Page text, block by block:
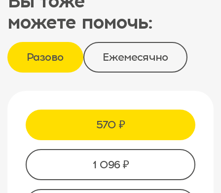
можете помочь:
Разово Ежемесячно
570 ₽
1 096 ₽